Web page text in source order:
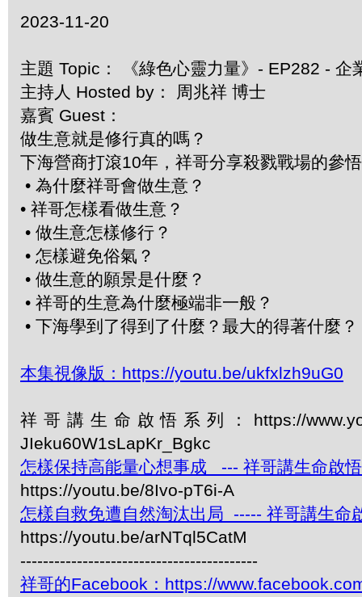
2023-11-20
主題 Topic： 《綠色心靈力量》- EP282 - 企
主持人 Hosted by： 周兆祥 博士
嘉賓 Guest：
做生意就是修行真的嗎？
下海營商打滾10年，祥哥分享殺戮戰場的參
• 為什麼祥哥會做生意？
• 祥哥怎樣看做生意？
• 做生意怎樣修行？
• 怎樣避免俗氣？
• 做生意的願景是什麼？
• 祥哥的生意為什麼極端非一般？
• 下海學到了得到了什麼？最大的得著什麼？
本集視像版：https://youtu.be/ukfxlzh9uG0
祥哥講生命啟悟系列：https://
JIeku60W1sLapKr_Bgkc
怎樣保持高能量心想事成 --- 祥哥講生命啟
https://youtu.be/8Ivo-pT6i-A
怎樣自救免遭自然淘汰出局 ----- 祥哥講生命
https://youtu.be/arNTql5CatM
------------------------------------------
祥哥的Facebook：https://